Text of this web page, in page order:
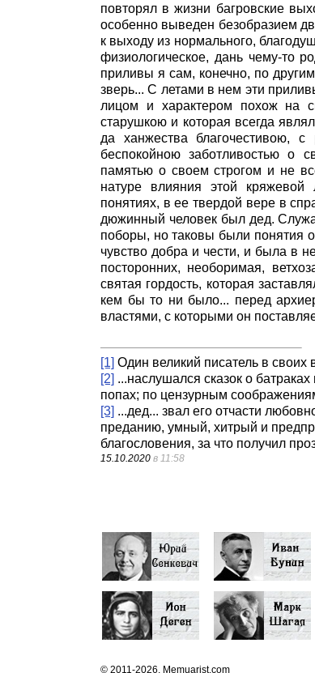
повторял в жизни багровские
особенно выведен безобразием
к выходу из нормального,
физиологическое, дань чему-то
приливы я сам, конечно, по
зверь... С летами в нем эти
лицом и характером похож на
старушкою и которая всегда
да ханжества благочестивою,
беспокойною заботливостью о
памятью о своем строгом и не
натуре влияния этой
понятиях, в ее твердой вере в
дюжинный человек был дед.
поборы, но таковы были понятия
чувство добра и чести, и была в
посторонних, необоримая,
святая гордость, которая
кем бы то ни было... перед
властями, с которыми он
[1] Один великий писатель в
[2] ...наслушался сказок о
попах; по цензурным
[3] ...дед... звал его отчасти
преданию, умный, хитрый и
благословения, за что получил
15.10.2020 в 11:58
© 2011-2026, Memuarist.com